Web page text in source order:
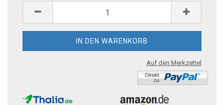
Auf den Merkzettel